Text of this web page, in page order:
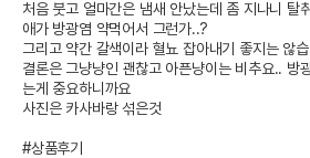
처음 붓고 얼마간은 냄새 안났는데 좀 지나니 탈
애가 방광염 약먹어서 그런가..?
그리고 약간 갈색이라 혈뇨 잡아내기 좋지는 않
결론은 그냥냥인 괜찮고 아픈냥이는 비추요.. 방
는게 중요하니까요
사진은 카사바랑 섞은것
#상품후기